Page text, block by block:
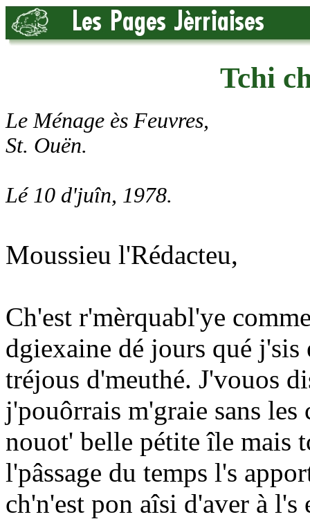
Tchi
Le Ménage ès Feuvres,
St. Ouën.
Lé 10 d'juîn, 1978.
Moussieu l'Rédacteu,
Ch'est r'mèrquabl'ye
dgiexaine dé jours qué
tréjous d'meuthé. J'vouos
j'pouôrrais m'graie sans les
nouot' belle pétite île mais
l'pâssage du temps l's
ch'n'est pon aîsi d'aver à l's